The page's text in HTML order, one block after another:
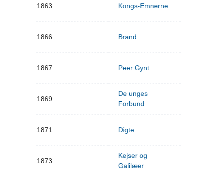
1863 Kongs-Emnerne
1866 Brand
1867 Peer Gynt
1869
De unges
Forbund
1871 Digte
1873
Kejser og
Galilæer